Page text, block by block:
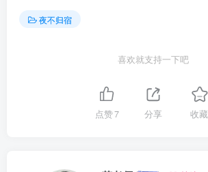
夜不归宿
喜欢就支持一下吧
点赞7 分享 收藏